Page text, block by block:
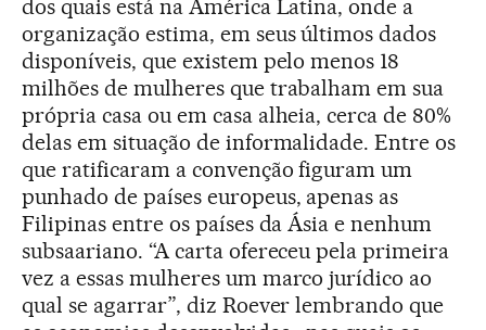
dos quais está na América Latina, onde a
organização estima, em seus últimos dados
disponíveis, que existem pelo menos 18
milhões de mulheres que trabalham em sua
própria casa ou em casa alheia, cerca de 80%
delas em situação de informalidade. Entre os
que ratificaram a convenção figuram um
punhado de países europeus, apenas as
Filipinas entre os países da Ásia e nenhum
subsaariano. “A carta ofereceu pela primeira
vez a essas mulheres um marco jurídico ao
qual se agarrar”, diz Roever lembrando que